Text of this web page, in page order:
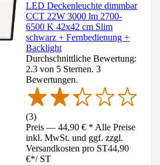
LED Deckenleuchte dimmbar
CCT 22W 3000 lm 2700-
6500 K 42x42 cm Slim
schwarz + Fernbedienung +
Backlight
Durchschnittliche Bewertung:
2.3 von 5 Sternen. 3
Bewertungen.
(3)
Preis — 44,90 € * Alle Preise
inkl. MwSt. und ggf. zzgl.
Versandkosten pro ST44,90
€*/ ST